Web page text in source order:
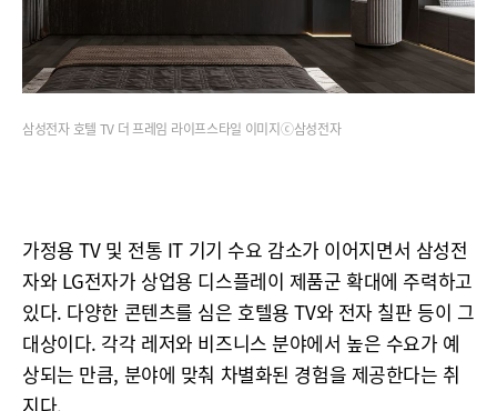
삼성전자 호텔 TV 더 프레임 라이프스타일 이미지ⓒ삼성전자
가정용 TV 및 전통 IT 기기 수요 감소가 이어지면서 삼성전
자와 LG전자가 상업용 디스플레이 제품군 확대에 주력하고
있다. 다양한 콘텐츠를 심은 호텔용 TV와 전자 칠판 등이 그
대상이다. 각각 레저와 비즈니스 분야에서 높은 수요가 예
상되는 만큼, 분야에 맞춰 차별화된 경험을 제공한다는 취
지다.